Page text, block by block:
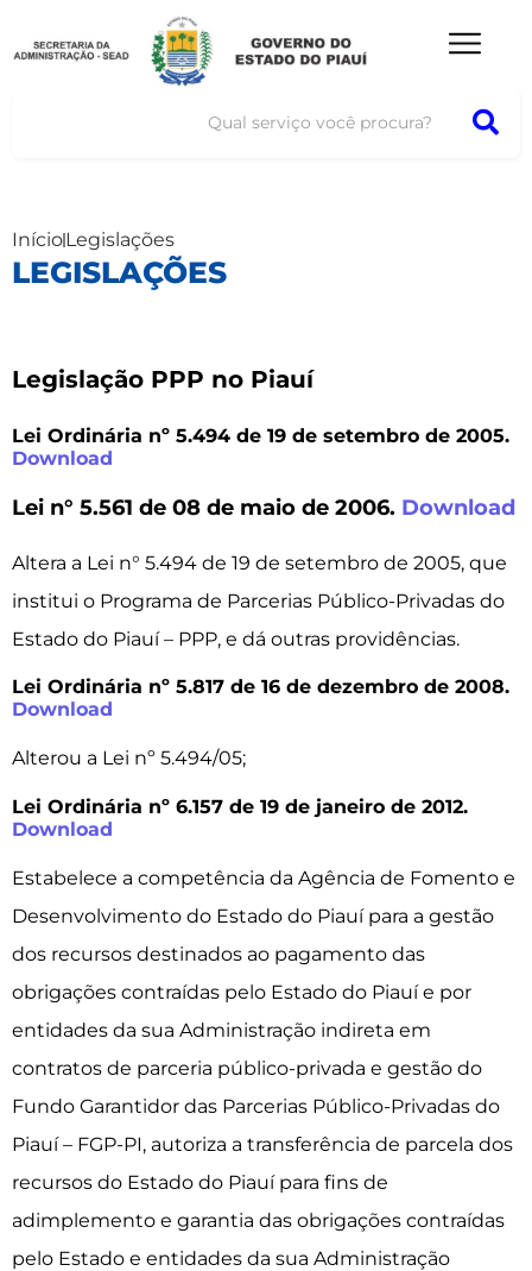
InícioLegislações
LEGISLAÇÕES
Legislação PPP no Piauí
Lei Ordinária nº 5.494 de 19 de setembro de 2005.
Download
Lei n° 5.561 de 08 de maio de 2006. Download
Altera a Lei n° 5.494 de 19 de setembro de 2005, que
institui o Programa de Parcerias Público-Privadas do
Estado do Piauí – PPP, e dá outras providências.
Lei Ordinária nº 5.817 de 16 de dezembro de 2008.
Download
Alterou a Lei nº 5.494/05;
Lei Ordinária nº 6.157 de 19 de janeiro de 2012.
Download
Estabelece a competência da Agência de Fomento e
Desenvolvimento do Estado do Piauí para a gestão
dos recursos destinados ao pagamento das
obrigações contraídas pelo Estado do Piauí e por
entidades da sua Administração indireta em
contratos de parceria público-privada e gestão do
Fundo Garantidor das Parcerias Público-Privadas do
Piauí – FGP-PI, autoriza a transferência de parcela dos
recursos do Estado do Piauí para fins de
adimplemento e garantia das obrigações contraídas
pelo Estado e entidades da sua Administração